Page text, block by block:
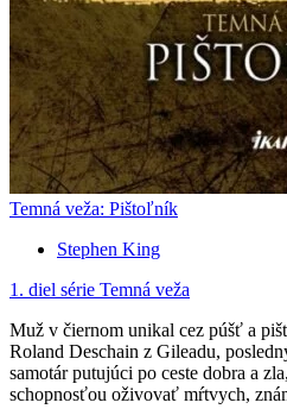
Temná veža: Pištoľník
Stephen King
1. diel série Temná veža
Muž v čiernom unikal cez púšť a
Roland Deschain z Gileadu,
samotár putujúci po ceste dobra a
schopnosťou oživovať mŕtvych,